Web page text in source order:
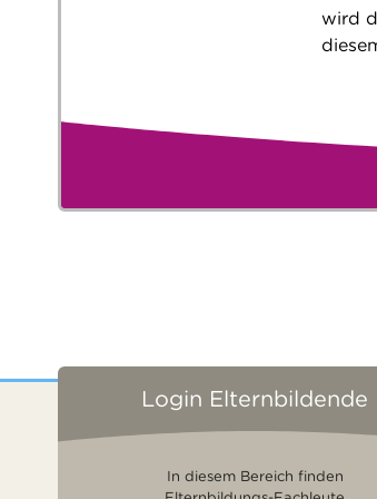
wird
Login Elternbildende
In diesem Bereich finden